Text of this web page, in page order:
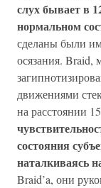
слух бывает в
нормальном
сделаны были
осязания. Braid,
движениями
на расстоянии
состояния
наталкиваясь
Braid’a, они